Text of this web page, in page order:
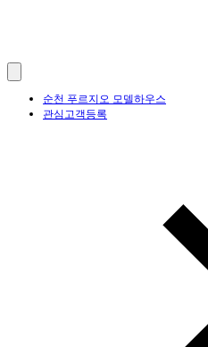
순천 푸르지오 모델하우스
관심고객등록